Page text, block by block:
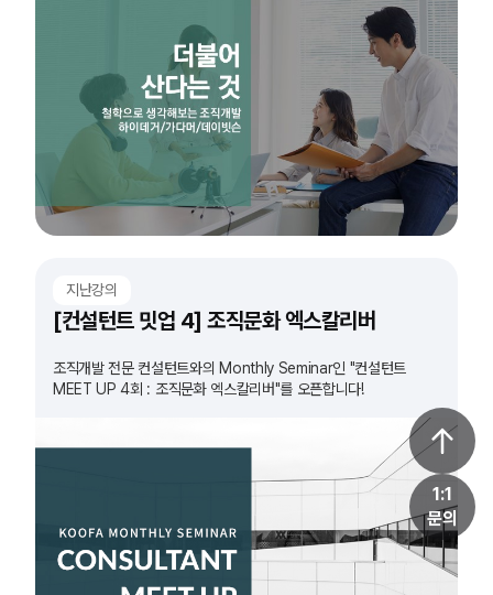
지난강의
[컨설턴트 밋업 4] 조직문화 엑스칼리버
조직개발 전문 컨설턴트와의 Monthly Seminar인 "컨설턴트
MEET UP 4회 : 조직문화 엑스칼리버"를 오픈합니다!
1:1
문의